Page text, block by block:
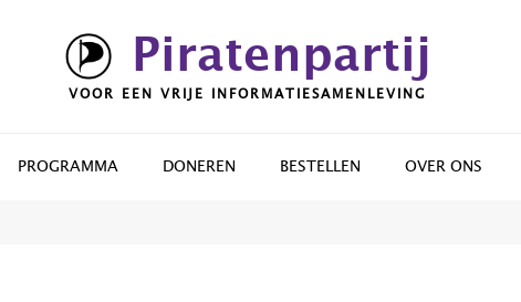
Piratenpartij
VOOR EEN VRIJE INFORMATIESAMENLEVING
PROGRAMMA DONEREN BESTELLEN OVER ONS